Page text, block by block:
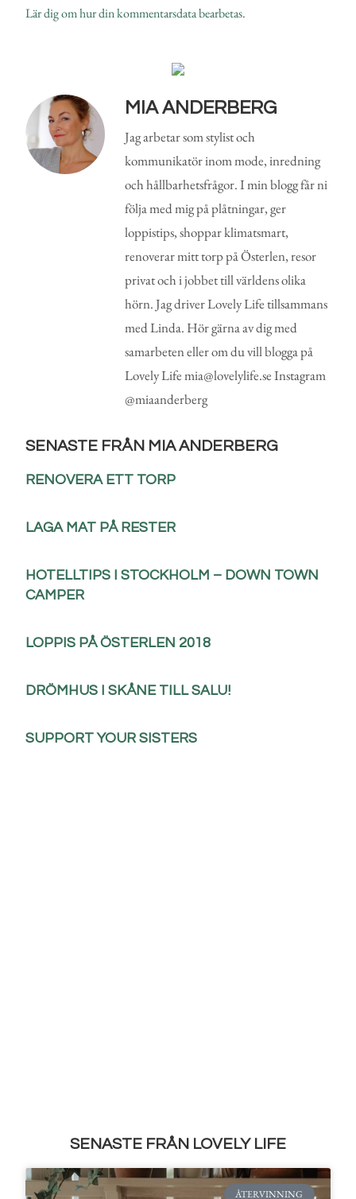
Lär dig om hur din kommentarsdata bearbetas.
MIA ANDERBERG
Jag arbetar som stylist och
kommunikatör inom mode, inredning
och hållbarhetsfrågor. I min blogg får ni
följa med mig på plåtningar, ger
loppistips, shoppar klimatsmart,
renoverar mitt torp på Österlen, resor
privat och i jobbet till världens olika
hörn. Jag driver Lovely Life tillsammans
med Linda. Hör gärna av dig med
samarbeten eller om du vill blogga på
Lovely Life mia@lovelylife.se Instagram
@miaanderberg
SENASTE FRÅN MIA ANDERBERG
RENOVERA ETT TORP
LAGA MAT PÅ RESTER
HOTELLTIPS I STOCKHOLM – DOWN TOWN
CAMPER
LOPPIS PÅ ÖSTERLEN 2018
DRÖMHUS I SKÅNE TILL SALU!
SUPPORT YOUR SISTERS
SENASTE FRÅN LOVELY LIFE
ÅTERVINNING